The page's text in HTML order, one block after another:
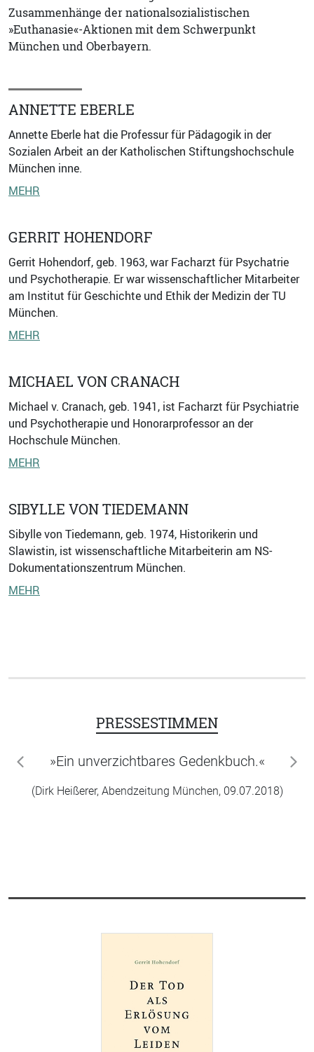
Zusammenhänge der nationalsozialistischen
»Euthanasie«-Aktionen mit dem Schwerpunkt
München und Oberbayern.
ANNETTE EBERLE
Annette Eberle hat die Professur für Pädagogik in der
Sozialen Arbeit an der Katholischen Stiftungshochschule
München inne.
MEHR
GERRIT HOHENDORF
Gerrit Hohendorf, geb. 1963, war Facharzt für Psychatrie
und Psychotherapie. Er war wissenschaftlicher Mitarbeiter
am Institut für Geschichte und Ethik der Medizin der TU
München.
MEHR
MICHAEL VON CRANACH
Michael v. Cranach, geb. 1941, ist Facharzt für Psychiatrie
und Psychotherapie und Honorarprofessor an der
Hochschule München.
MEHR
SIBYLLE VON TIEDEMANN
Sibylle von Tiedemann, geb. 1974, Historikerin und
Slawistin, ist wissenschaftliche Mitarbeiterin am NS-
Dokumentationszentrum München.
MEHR
PRESSESTIMMEN
»Ein unverzichtbares Gedenkbuch.«
(Dirk Heißerer, Abendzeitung München, 09.07.2018)
zurück